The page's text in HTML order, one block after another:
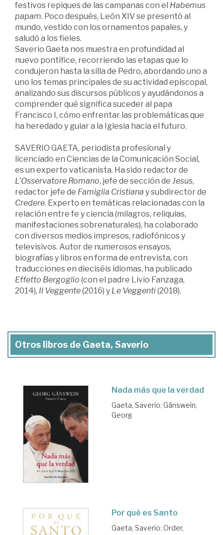
festivos repiques de las campanas con el Habemus
papam. Poco después, León XIV se presentó al
mundo, vestido con los ornamentos papales, y
saludó a los fieles.
Saverio Gaeta nos muestra en profundidad al
nuevo pontífice, recorriendo las etapas que lo
condujeron hasta la silla de Pedro, abordando uno a
uno los temas principales de su actividad episcopal,
analizando sus discursos públicos y ayudándonos a
comprender qué significa suceder al papa
Francisco I, cómo enfrentar las problemáticas que
ha heredado y guiar a la Iglesia hacia el futuro.
SAVERIO GAETA, periodista profesional y
licenciado en Ciencias de la Comunicación Social,
es un experto vaticanista. Ha sido redactor de
L’Osservatore Romano, jefe de sección de Jesus,
redactor jefe de Famiglia Cristiana y subdirector de
Credere. Experto en temáticas relacionadas con la
relación entre fe y ciencia (milagros, reliquias,
manifestaciones sobrenaturales), ha colaborado
con diversos medios impresos, radiofónicos y
televisivos. Autor de numerosos ensayos,
biografías y libros en forma de entrevista, con
traducciones en dieciséis idiomas, ha publicado
Effetto Bergoglio (con el padre Livio Fanzaga,
2014), Il Veggente(2016) y Le Veggenti(2018).
Otros libros de Gaeta, Saverio
Nada más que la verdad
Gaeta, Saverio; Gänswein,
Georg
Por qué es Santo
Gaeta, Saverio; Order,